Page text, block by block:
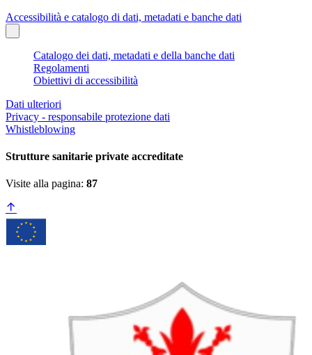
Accessibilità e catalogo di dati, metadati e banche dati
Catalogo dei dati, metadati e della banche dati
Regolamenti
Obiettivi di accessibilità
Dati ulteriori
Privacy - responsabile protezione dati
Whistleblowing
Strutture sanitarie private accreditate
Visite alla pagina: 87